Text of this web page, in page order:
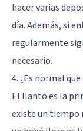
hacer varias
día. Además, si
regularmente
necesario.
4. ¿Es normal
El llanto es la
existe un tiempo